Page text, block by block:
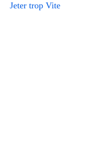
Jeter trop Vite